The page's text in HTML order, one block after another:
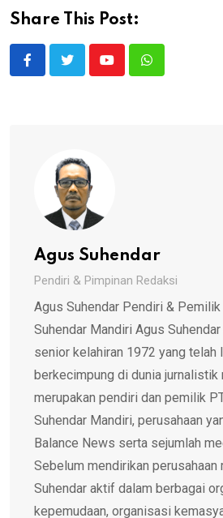
Share This Post:
YoutubeWhatsapp
Agus Suhendar
Pendiri & Pimpinan Redaksi
Agus Suhendar Pendiri &
Suhendar Mandiri Agus
senior kelahiran 1972 yang telah
berkecimpung di dunia jurnalistik
merupakan pendiri dan pemilik
Suhendar Mandiri, perusahaan
Balance News serta sejumlah
Sebelum mendirikan perusahaan
Suhendar aktif dalam berbagai
kepemudaan, organisasi